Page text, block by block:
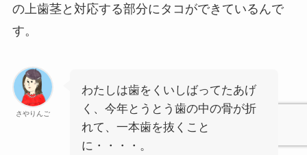
の上歯茎と対応する部分にタコができているんで
す。
さやりんご
わたしは歯をくいしばってたあげ
く、今年とうとう歯の中の骨が折
れて、一本歯を抜くこと
に・・・・。